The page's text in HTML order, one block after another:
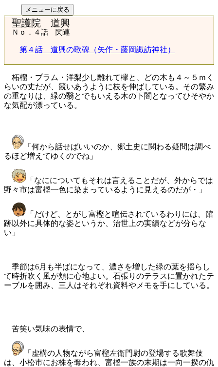
聖護院 道興
Ｎｏ．４話 関連
第４話 道興の歌碑（矢作・藤岡諏訪神社）
柘榴・プラム・洋梨少し離れて欅と、どの木も４～５ｍく
らいの丈だが、競いあうように枝を伸ばしている。その繁み
の重なりは、緑の翳とでもいえる木の下闇となってひそやか
な気配が漂っている。
「何から話せばいいのか、郷土史に関わる疑問は調べ
るほど増えてゆくのでね」
「なにについてもそれは言えることだが、外からでは
野々市は富樫一色に染まっているように見えるのだが・」
「だけど、とがし富樫と喧伝されているわりには、館
跡以外に具体的な姿というか、治世上の実績などが分らな
い」
季節は6月も半ばになって、濃さを増した緑の葉を揺らし
て時折吹く風が頬に心地よい。石張りのテラスに置かれたテ
ーブルを囲み、三人はそれぞれ資料やメモを手にしている。
苦笑い気味の表情で、
「虚構の人物ながら富樫左衛門尉の登場する歌舞伎
は、小松市にお株を奪われ、富樫一族の末期は一向一揆の仇